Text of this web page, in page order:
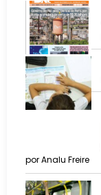
por Analu Freire